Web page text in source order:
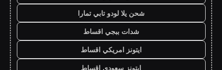
شحن يلا لودو تابي تمارا
شدات ببجي اقساط
ايتونز امريكي اقساط
ايتونز سعودي اقساط